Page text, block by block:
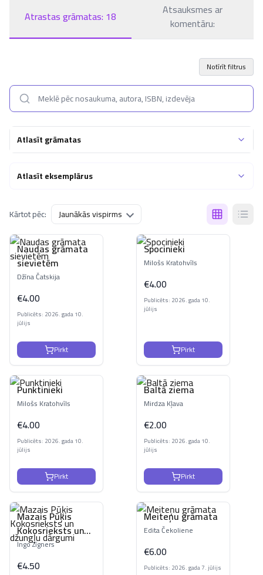
Atrastas grāmatas: 18
Atsauksmes ar
komentāru:
Notīrīt filtrus
Atlasīt grāmatas
Atlasīt eksemplārus
Kārtot pēc:
Naudas grāmata
sievietēm
Džīna Čatskija
€4.00
Publicēts: 2026. gada 10.
jūlijs
Pirkt
Spocinieki
Milošs Kratohvīls
€4.00
Publicēts: 2026. gada 10.
jūlijs
Pirkt
Punktinieki
Milošs Kratohvīls
€4.00
Publicēts: 2026. gada 10.
jūlijs
Pirkt
Baltā ziema
Mirdza Kļava
€2.00
Publicēts: 2026. gada 10.
jūlijs
Pirkt
Mazais Pūķis
Kokosrieksts un
džungļu dārgumi
Ingo Zīgners
€4.50
Meiteņu grāmata
Edita Čekoliene
€6.00
Publicēts: 2026. gada 7. jūlijs